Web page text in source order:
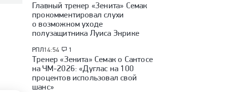
Главный тренер «Зенита» Семак
прокомментировал слухи
о возможном уходе
полузащитника Луиса Энрике
РПЛ14:54 1
Тренер «Зенита» Семак о Сантосе
на ЧМ-2026: «Дуглас на 100
процентов использовал свой
шанс»